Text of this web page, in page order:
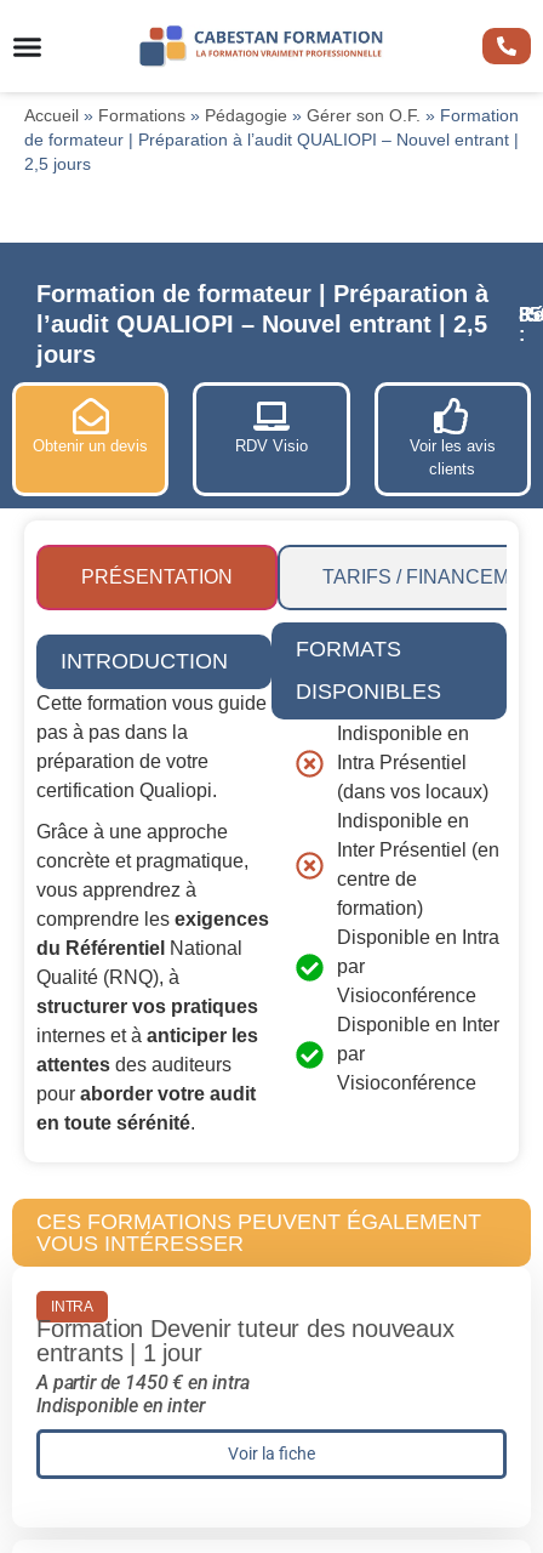
Accueil » Formations » Pédagogie » Gérer son O.F. » Formation
de formateur | Préparation à l’audit QUALIOPI – Nouvel entrant |
2,5 jours
Formation de formateur | Préparation à
l’audit QUALIOPI – Nouvel entrant | 2,5
jours
:
Obtenir un devis RDV Visio
Voir les avis
clients
PRÉSENTATION TARIFS /
INTRODUCTION
Cette formation vous guide
pas à pas dans la
préparation de votre
certification Qualiopi.
Grâce à une approche
concrète et pragmatique,
vous apprendrez à
comprendre les exigences
du Référentiel National
Qualité (RNQ), à
structurer vos pratiques
internes et à anticiper les
attentes des auditeurs
pour aborder votre audit
en toute sérénité.
FORMATS
DISPONIBLES
Indisponible en
Intra Présentiel
(dans vos locaux)
Indisponible en
Inter Présentiel (en
centre de
formation)
Disponible en Intra
par
Visioconférence
Disponible en Inter
par
Visioconférence
CES FORMATIONS PEUVENT ÉGALEMENT
VOUS INTÉRESSER
INTRA
Formation Devenir tuteur des nouveaux
entrants | 1 jour
A partir de 1450 € en intra
Indisponible en inter
Voir la fiche